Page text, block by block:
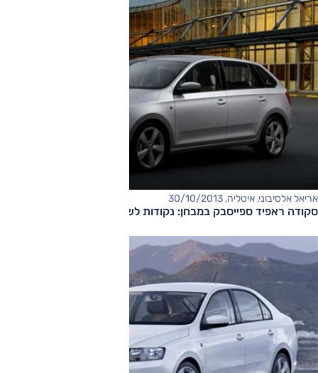
אריאל אלסיבוני, איטליה, 30/10/2013
סקודה ראפיד ספייסבק במבחן: נקודות לשיפור